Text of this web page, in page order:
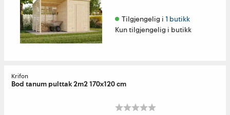
Tilgjengelig i 1 butikk
Kun tilgjengelig i butikk
Krifon
Bod tanum pulttak 2m2 170x120 cm